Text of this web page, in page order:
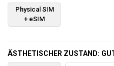
Physical SIM
+ eSIM
ÄSTHETISCHER ZUSTAND: